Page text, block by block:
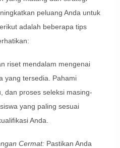
peluang Anda untuk
adalah beberapa tips
riset mendalam mengenai
yang tersedia. Pahami
dan proses seleksi masing-
yang paling sesuai
Anda.
Cermat:Pastikan Anda